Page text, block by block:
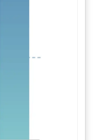
Intelligence. O reuso